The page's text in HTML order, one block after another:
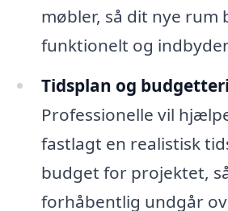
møbler, så dit nye rum
funktionelt og
Tidsplan og
Professionelle vil
fastlagt en realistisk
budget for projektet,
forhåbentlig undgår